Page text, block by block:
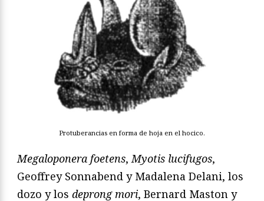
Protuberancias en forma de hoja en el hocico.
Megaloponera foetens,Myotis lucifugos,
Geoffrey Sonnabend y Madalena Delani, los
dozo y los deprong mori, Bernard Maston y